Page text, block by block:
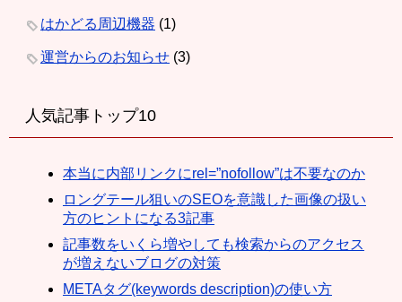
はかどる周辺機器 (1)
運営からのお知らせ (3)
人気記事トップ10
本当に内部リンクにrel=”nofollow”は不要なのか
ロングテール狙いのSEOを意識した画像の扱い
方のヒントになる3記事
記事数をいくら増やしても検索からのアクセス
が増えないブログの対策
METAタグ(keywords description)の使い方